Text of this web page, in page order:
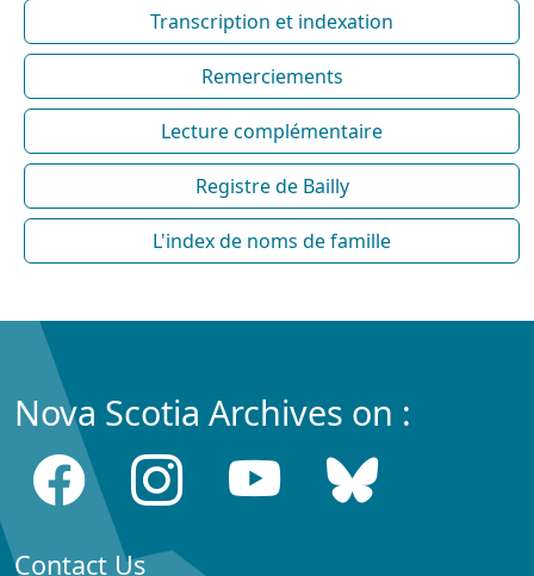
Transcription et indexation
Remerciements
Lecture complémentaire
Registre de Bailly
L'index de noms de famille
Nova Scotia Archives on :
Contact Us